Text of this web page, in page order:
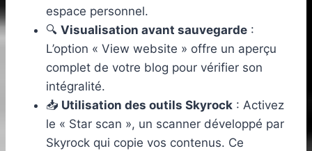
espace personnel.
🔍 Visualisation avant sauvegarde :
L’option « View website » offre un aperçu
complet de votre blog pour vérifier son
intégralité.
📥 Utilisation des outils Skyrock : Activez
le « Star scan », un scanner développé par
Skyrock qui copie vos contenus. Ce